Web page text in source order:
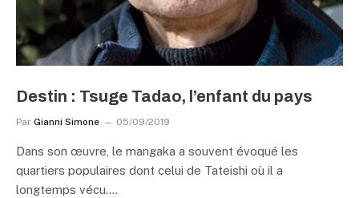
Destin : Tsuge Tadao, l’enfant du pays
Par Gianni Simone 05/09/2019
Dans son œuvre, le mangaka a souvent évoqué les
quartiers populaires dont celui de Tateishi où il a
longtemps vécu.…